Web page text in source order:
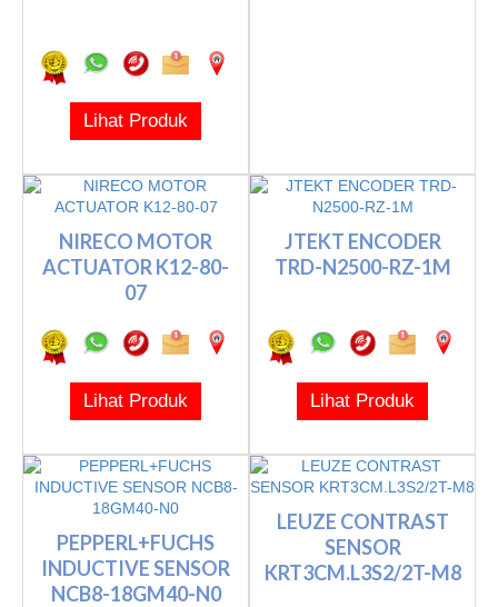
Lihat Produk
NIRECO MOTOR
ACTUATOR K12-80-
07
Lihat Produk
JTEKT ENCODER
TRD-N2500-RZ-1M
Lihat Produk
PEPPERL+FUCHS
INDUCTIVE SENSOR
NCB8-18GM40-N0
LEUZE CONTRAST
SENSOR
KRT3CM.L3S2/2T-M8